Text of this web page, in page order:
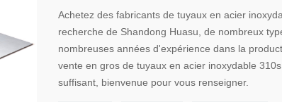
Achetez des fabricants de tuyaux en acier
recherche de Shandong Huasu, de nombreux
nombreuses années d'expérience dans la
vente en gros de tuyaux en acier inoxydable
suffisant, bienvenue pour vous renseigner.